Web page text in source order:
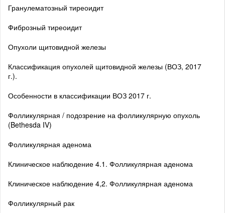
Гранулематозный тиреоидит
Фиброзный тиреоидит
Опухоли щитовидной железы
Классификация опухолей щитовидной железы (ВОЗ, 2017
г.).
Особенности в классификации ВОЗ 2017 г.
Фолликулярная / подозрение на фолликулярную опухоль
(Bethesda IV)
Фолликулярная аденома
Клиническое наблюдение 4.1. Фолликулярная аденома
Клиническое наблюдение 4,2. Фолликулярная аденома
Фолликулярный рак